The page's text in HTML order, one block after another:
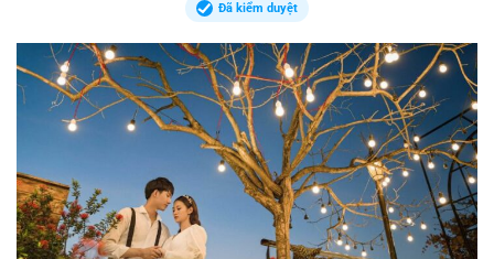
Đã kiểm duyệt